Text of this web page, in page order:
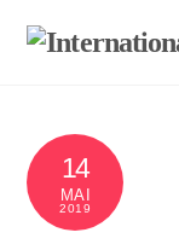
14
MAI
2019